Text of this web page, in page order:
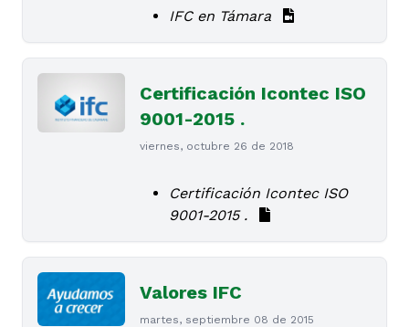
IFC en Támara
Certificación Icontec ISO
9001-2015 .
viernes, octubre 26 de 2018
Certificación Icontec ISO
9001-2015 .
Valores IFC
martes, septiembre 08 de 2015